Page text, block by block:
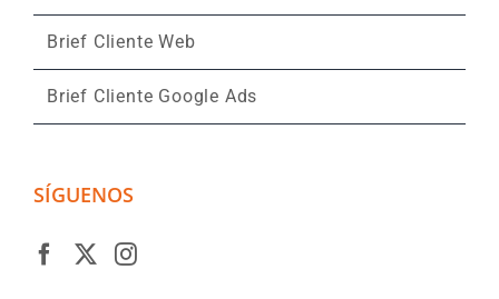
Brief Cliente Web
Brief Cliente Google Ads
SÍGUENOS